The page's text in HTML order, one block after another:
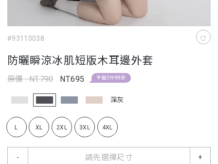
#93110038
防曬瞬涼冰肌短版木耳邊外套
原價 : NT.790 NT.695 全館3件88折
深灰
L XL 2XL 3XL 4XL
請先選擇尺寸
- +